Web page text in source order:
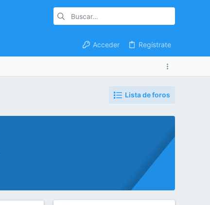
Acceder Regístrate
Lista de foros